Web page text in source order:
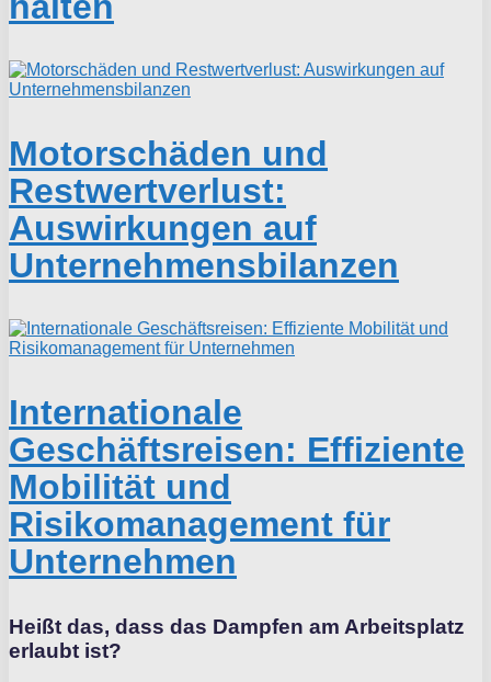
Motorschäden und
Restwertverlust:
Auswirkungen auf
Unternehmensbilanzen
Internationale
Geschäftsreisen: Effiziente
Mobilität und
Risikomanagement für
Unternehmen
Heißt das, dass das Dampfen am Arbeitsplatz
erlaubt ist?